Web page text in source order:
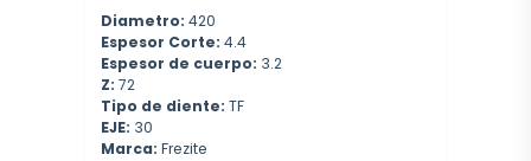
Diametro: 420
Espesor Corte: 4.4
Espesor de cuerpo: 3.2
Z: 72
Tipo de diente: TF
EJE: 30
Marca: Frezite